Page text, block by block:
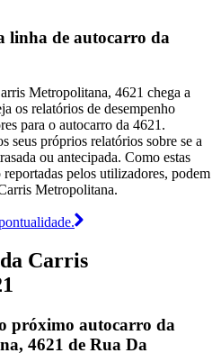
linha de autocarro da
Metropolitana, 4621 chega a
os relatórios de desempenho
para o autocarro da 4621.
seus próprios relatórios sobre se a
ou antecipada. Como estas
pelos utilizadores, podem
Metropolitana.
Carris
próximo autocarro da
4621 de Rua Da